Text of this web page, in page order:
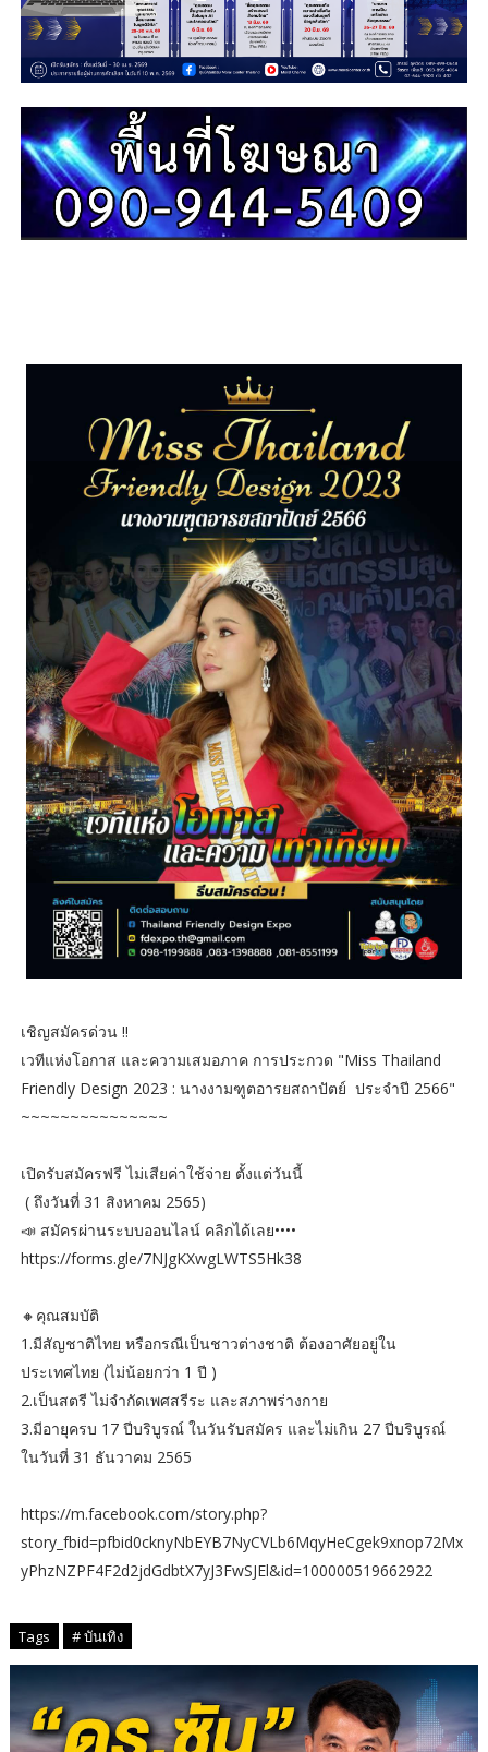
เชิญสมัครด่วน !!
เวทีแห่งโอกาส และความเสมอภาค การประกวด "Miss Thailand
Friendly Design 2023 : นางงามฑูตอารยสถาปัตย์ ประจำปี 2566"
~~~~~~~~~~~~~~~
เปิดรับสมัครฟรี ไม่เสียค่าใช้จ่าย ตั้งแต่วันนี้
( ถึงวันที่ 31 สิงหาคม 2565)
📣 สมัครผ่านระบบออนไลน์ คลิกได้เลย••••
https://forms.gle/7NJgKXwgLWTS5Hk38
🔸คุณสมบัติ
1.มีสัญชาติไทย หรือกรณีเป็นชาวต่างชาติ ต้องอาศัยอยู่ใน
ประเทศไทย (ไม่น้อยกว่า 1 ปี )
2.เป็นสตรี ไม่จำกัดเพศสรีระ และสภาพร่างกาย
3.มีอายุครบ 17 ปีบริบูรณ์ ในวันรับสมัคร และไม่เกิน 27 ปีบริบูรณ์
ในวันที่ 31 ธันวาคม 2565
https://m.facebook.com/story.php?
story_fbid=pfbid0cknyNbEYB7NyCVLb6MqyHeCgek9xnop72Mx
yPhzNZPF4F2d2jdGdbtX7yJ3FwSJEl&id=100000519662922
Tags # บันเทิง